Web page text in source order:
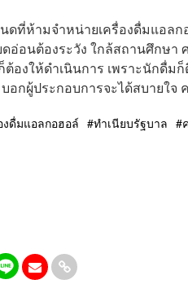
ดที่ห้ามจำหน่ายเครื่องดื่มแอลก
อ่อนต้องระวัง ใกล้สถานศึกษา
ต้องให้ดำเนินการ เพราะนักดื่
อกผู้ประกอบการจะได้สบายใจ
งดื่มแอลกอฮอล์ ทำเนียบรัฐบาล